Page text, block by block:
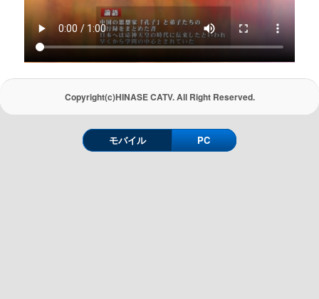
Copyright(c)HINASE CATV. All Right Reserved.
モバイル PC